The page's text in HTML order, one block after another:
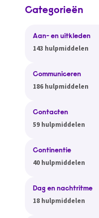
Categorieën
Aan- en uitkleden
143 hulpmiddelen
Communiceren
186 hulpmiddelen
Contacten
59 hulpmiddelen
Continentie
40 hulpmiddelen
Dag en nachtritme
18 hulpmiddelen